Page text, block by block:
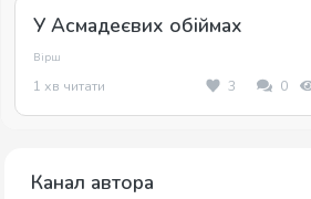
Канал автора
У Асмадеєвих обіймах
Вірш
1 хв читати 3 0